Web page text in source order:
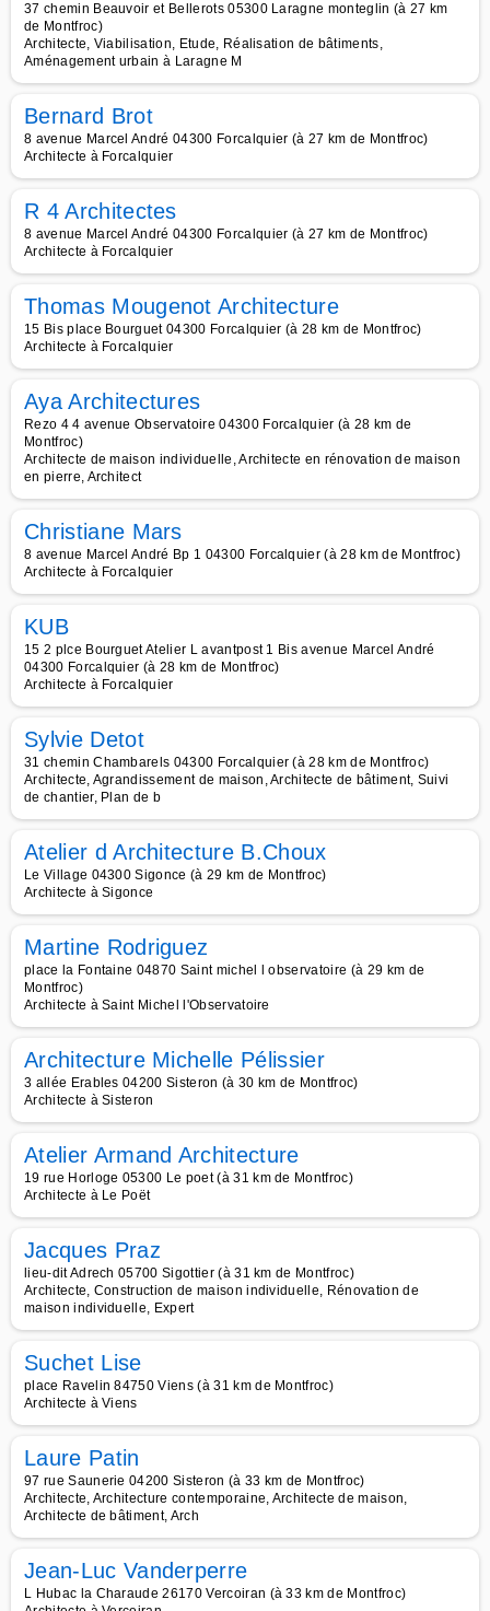
37 chemin Beauvoir et Bellerots 05300 Laragne monteglin (à 27 km
de Montfroc)
Architecte, Viabilisation, Etude, Réalisation de bâtiments,
Aménagement urbain à Laragne M
Bernard Brot
8 avenue Marcel André 04300 Forcalquier (à 27 km de Montfroc)
Architecte à Forcalquier
R 4 Architectes
8 avenue Marcel André 04300 Forcalquier (à 27 km de Montfroc)
Architecte à Forcalquier
Thomas Mougenot Architecture
15 Bis place Bourguet 04300 Forcalquier (à 28 km de Montfroc)
Architecte à Forcalquier
Aya Architectures
Rezo 4 4 avenue Observatoire 04300 Forcalquier (à 28 km de
Montfroc)
Architecte de maison individuelle, Architecte en rénovation de maison
en pierre, Architect
Christiane Mars
8 avenue Marcel André Bp 1 04300 Forcalquier (à 28 km de Montfroc)
Architecte à Forcalquier
KUB
15 2 plce Bourguet Atelier L avantpost 1 Bis avenue Marcel André
04300 Forcalquier (à 28 km de Montfroc)
Architecte à Forcalquier
Sylvie Detot
31 chemin Chambarels 04300 Forcalquier (à 28 km de Montfroc)
Architecte, Agrandissement de maison, Architecte de bâtiment, Suivi
de chantier, Plan de b
Atelier d Architecture B.Choux
Le Village 04300 Sigonce (à 29 km de Montfroc)
Architecte à Sigonce
Martine Rodriguez
place la Fontaine 04870 Saint michel l observatoire (à 29 km de
Montfroc)
Architecte à Saint Michel l'Observatoire
Architecture Michelle Pélissier
3 allée Erables 04200 Sisteron (à 30 km de Montfroc)
Architecte à Sisteron
Atelier Armand Architecture
19 rue Horloge 05300 Le poet (à 31 km de Montfroc)
Architecte à Le Poët
Jacques Praz
lieu-dit Adrech 05700 Sigottier (à 31 km de Montfroc)
Architecte, Construction de maison individuelle, Rénovation de
maison individuelle, Expert
Suchet Lise
place Ravelin 84750 Viens (à 31 km de Montfroc)
Architecte à Viens
Laure Patin
97 rue Saunerie 04200 Sisteron (à 33 km de Montfroc)
Architecte, Architecture contemporaine, Architecte de maison,
Architecte de bâtiment, Arch
Jean-Luc Vanderperre
L Hubac la Charaude 26170 Vercoiran (à 33 km de Montfroc)